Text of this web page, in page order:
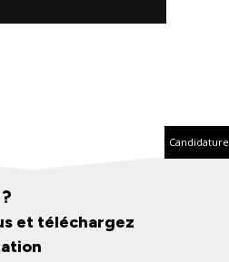
Candidature
et téléchargez